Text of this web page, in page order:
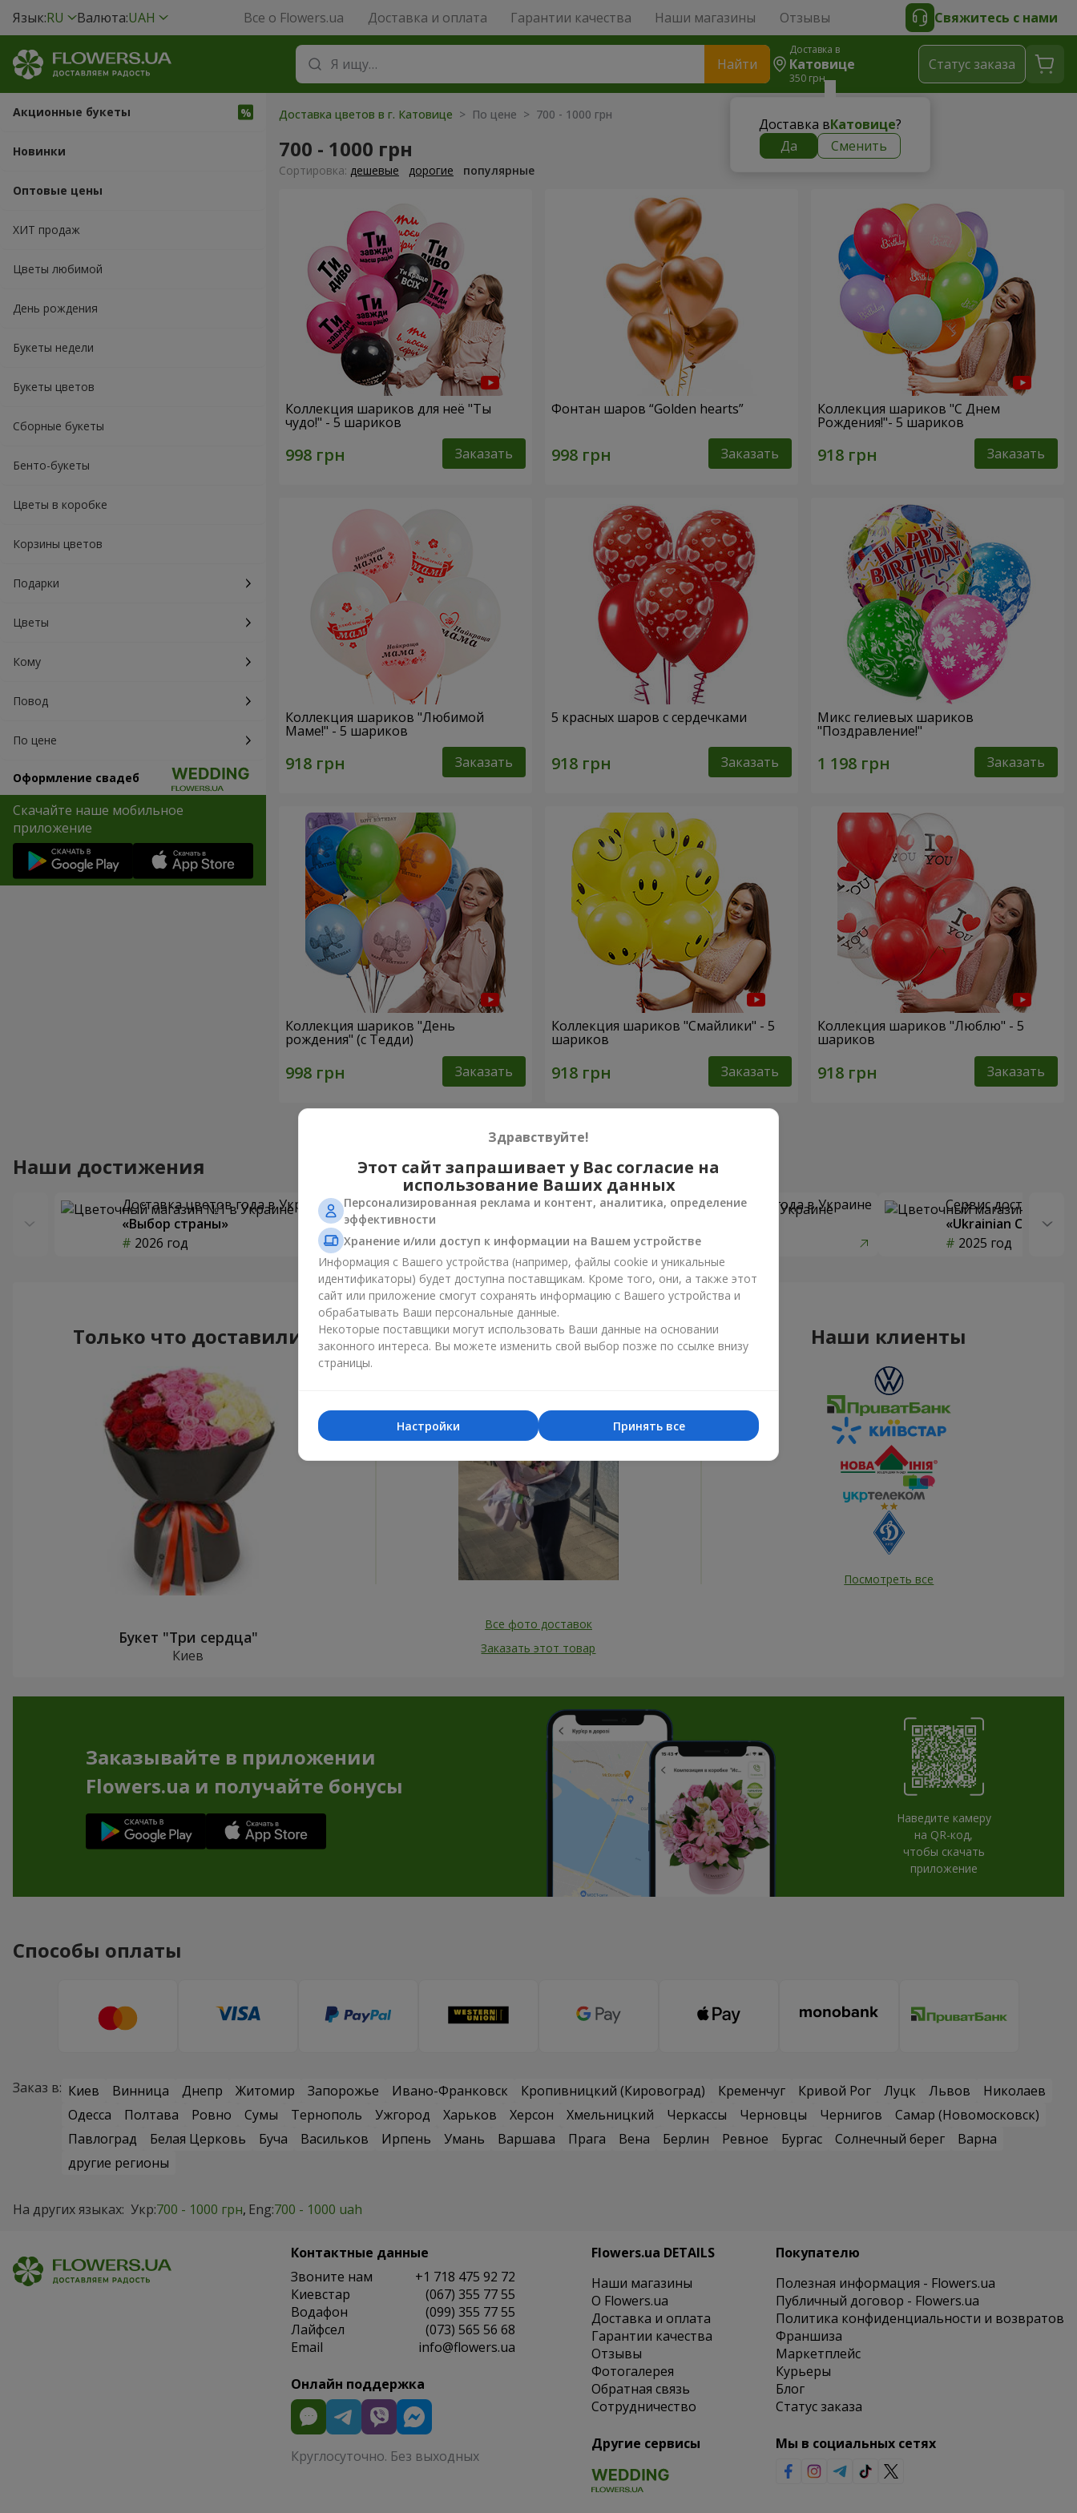
Язык:RU Валюта:UAH Все о Flowers.ua Доставка и оплата Гарантии качества Наши магазины Отзывы Свяжитесь с нами
Найти
Доставка в
Катовице
350 грн
Доставка вКатовице?
Да
Сменить
Cтатус заказа
Акционные букеты
Новинки
Оптовые цены
ХИТ продаж
Цветы любимой
День рождения
Букеты недели
Букеты цветов
Сборные букеты
Бенто-букеты
Цветы в коробке
Корзины цветов
Подарки
Цветы
Кому
Повод
По цене
Оформление свадеб
Скачайте наше мобильное
приложение
Доставка цветов в г. Катовице > По цене > 700 - 1000 грн
700 - 1000 грн
Cортировка: дешевые дорогие популярные
Коллекция шариков для неё "Ты
чудо!" - 5 шариков
Заказать
Фонтан шаров “Golden hearts”
Заказать
Коллекция шариков "С Днем
Рождения!"- 5 шариков
Заказать
Коллекция шариков "Любимой
Маме!" - 5 шариков
Заказать
5 красных шаров с сердечками
Заказать
Микс гелиевых шариков
"Поздравление!"
Заказать
Коллекция шариков "День
рождения" (с Тедди)
Заказать
Коллекция шариков "Смайлики" - 5
шариков
Заказать
Коллекция шариков "Люблю" - 5
шариков
Заказать
Наши достижения
Доставка цветов года в Украине
«Выбор страны»
2026 год
Лучший цветочный магазин
«Ukrainian Business Award»
2026 год
Доставка цветов года в Украине
2025 год
Сервис доставки
«Ukrainian Choice»
2025 год
Только что доставили
Букет "Три сердца"
Киев
Фотогалерея
Все фото доставок
Заказать этот товар
Наши клиенты
Посмотреть все
Заказывайте в приложении
Flowers.ua и получайте бонусы
Наведите камеру
на QR-код,
чтобы скачать
приложение
Способы оплаты
Заказ в: Киев Винница Днепр Житомир Запорожье Ивано-Франковск Кропивницкий (Кировоград) Кременчуг Кривой Рог Луцк Львов
Николаев
Одесса
Полтава Ровно Сумы Тернополь Ужгород Харьков Херсон Хмельницкий Черкассы Черновцы Чернигов
Самар (Новомосковск)
Павлоград
Белая Церковь Буча Васильков Ирпень Умань Варшава Прага Вена Берлин Ревное Бургас Солнечный берег
Варна
другие регионы
На других языках: Укр:700 - 1000 грн Eng:700 - 1000 uah
Контактные данные
Звоните нам
+1 718 475 92 72
Киевстар
(067) 355 77 55
Водафон
(099) 355 77 55
Лайфсел
(073) 565 56 68
Email
info@flowers.ua
Онлайн поддержка
Круглосуточно. Без выходных
Flowers.ua DETAILS
Наши магазины
O Flowers.ua
Доставка и оплата
Гарантии качества
Отзывы
Фотогалерея
Обратная связь
Сотрудничество
Другие сервисы
Покупателю
Полезная информация - Flowers.ua
Публичный договор - Flowers.ua
Политика конфиденциальности и возвратов
Франшиза
Маркетплейс
Курьеры
Блог
Статус заказа
Мы в социальных сетях
Здравствуйте!
Этот сайт запрашивает у Вас согласие на
использование Ваших данных
Персонализированная реклама и контент, аналитика, определение
эффективности
Хранение и/или доступ к информации на Вашем устройстве
Информация с Вашего устройства (например, файлы cookie и уникальные
идентификаторы) будет доступна поставщикам. Кроме того, они, а также этот
сайт или приложение смогут сохранять информацию с Вашего устройства и
обрабатывать Ваши персональные данные.
Некоторые поставщики могут использовать Ваши данные на основании
законного интереса. Вы можете изменить свой выбор позже по ссылке внизу
страницы.
Принять все
Настройки